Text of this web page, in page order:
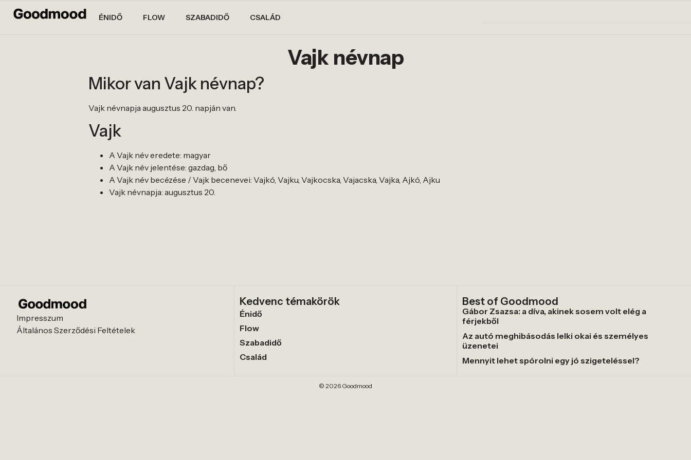
ÉNIDŐ FLOW SZABADIDŐ CSALÁD
Vajk névnap
Mikor van Vajk névnap?
Vajk névnapja augusztus 20. napján van.
Vajk
A Vajk név eredete: magyar
A Vajk név jelentése: gazdag, bő
A Vajk név becézése / Vajk becenevei: Vajkó, Vajku, Vajkocska, Vajacska, Vajka, Ajkó, Ajku
Vajk névnapja: augusztus 20.
Impresszum
Általános Szerződési Feltételek
Kedvenc témakörök
Énidő
Flow
Szabadidő
Család
Best of Goodmood
Gábor Zsazsa: a díva, akinek sosem volt elég a
férjekből
Az autó meghibásodás lelki okai és személyes
üzenetei
Mennyit lehet spórolni egy jó szigeteléssel?
© 2026 Goodmood